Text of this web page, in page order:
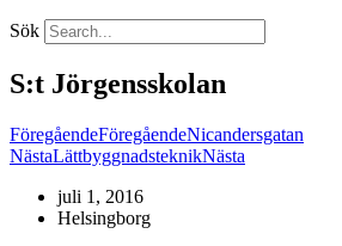
Sök
S:t Jörgensskolan
FöregåendeFöregåendeNicandersgatan
NästaLättbyggnadsteknikNästa
juli 1, 2016
Helsingborg